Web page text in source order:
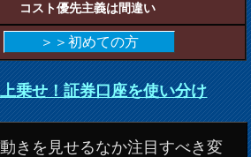
コスト優先主義は間違い
＞＞初めての方
乗せ！証券口座を使い分け
きを見せるなか注目すべき変